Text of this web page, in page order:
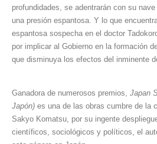
profundidades, se adentrarán con su
una presión espantosa. Y lo que
espantosa sospecha en el doctor
por implicar al Gobierno en la formación
que disminuya los efectos del inminente
Ganadora de numerosos premios, Japan
Japón) es una de las obras cumbre de la
Sakyo Komatsu, por su ingente
científicos, sociológicos y políticos, el